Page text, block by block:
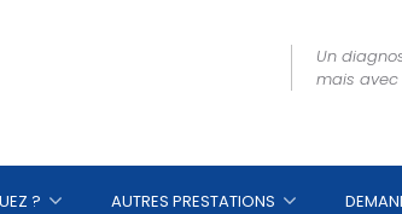
Un
mais avec
? AUTRES PRESTATIONS